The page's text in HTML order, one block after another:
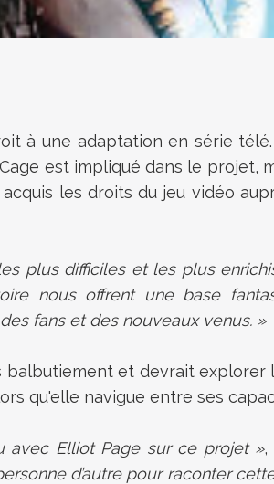
à une adaptation en série
est impliqué dans le projet,
les droits du jeu vidéo
plus difficiles et les plus
nous offrent une base
fans et des nouveaux venus. »
et devrait
qu'elle navigue entre ses
avec Elliot Page sur ce projet »,
d’autre pour raconter